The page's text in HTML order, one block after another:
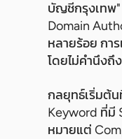
บัญชีกรุงเทพ
Domain
หลายร้อย กา
โดยไม่คำนึง
กลยุทธ์เริ่มต้
Keyword ที่มี
หมายแต่